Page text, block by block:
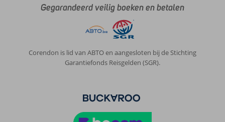
Gegarandeerd veilig boeken en betalen
Corendon is lid van ABTO en aangesloten bij de Stichting
Garantiefonds Reisgelden (SGR).